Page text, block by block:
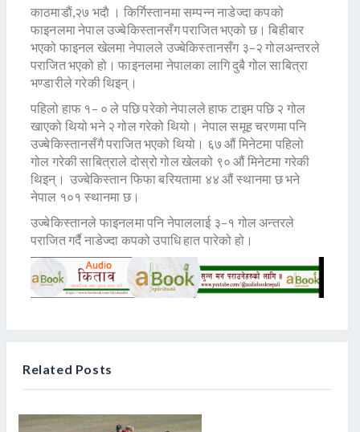
काठमाडाैं,२७ भदाै । किर्गिस्तानमा सम्पन्न नाडेज्दा कपको
फाइनलमा नेपाल उज्बेकिस्तानसँग पराजित भएको छ। बिहीबार
भएको फाइनल खेलमा नेपालले उज्बेकिस्तानसँग ३–२ गोलअन्तरले
पराजित भएको हो। फाइनलमा नेपालका लागि दुबै गोल साबित्रा
भण्डारीले गरेकी थिइन्।
पहिलो हाफ १– ० ले पछि परेको नेपालले हाफ टाइम पछि २ गोल
खाएको थियो भने २ गोल गरेको थियो। नेपाल समूह चरणमा पनि
उज्बेकिस्तानसँगै पराजित भएको थियो। ६७ औं मिनेटमा पहिलो
गोल गरेकी साबित्राले दोस्रो गोल खेलको ९० औं मिनेटमा गरेकी
थिइन्। उज्बेकिस्तान फिफा बरियतामा ४४ औं स्थानमा छ भने
नेपाल १०१ स्थानमा छ।
उज्बेकिस्तानले फाइनलमा पनि नेपाललाई ३–१ गोल अन्तरले
पराजित गर्दै नाडेज्दा कपको उपाधि हात पारेको हो।
Related Posts